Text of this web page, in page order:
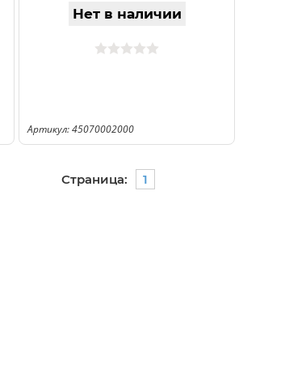
Нет в наличии
Артикул: 45070002000
Страница: 1